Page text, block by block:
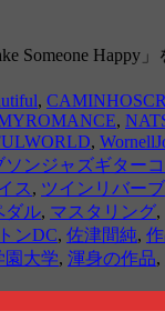
Someone
,
,
,
ソンジャズギター
ス , ツインリバーブ
ダル, マスタリング,
ンDC, 佐津間純,
園大学, 渾身の作品,